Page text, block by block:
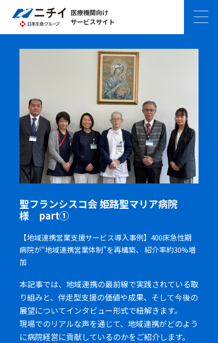
医療機関向け
サービスサイト
聖フランシスコ会 姫路聖マリア病院
様 part①
【地域連携営業支援サービス導入事例】400床急性期
病院が“地域連携営業体制”を再構築、 紹介率約30%増
加
本記事では、地域連携の最前線で実践されている取
り組みと、伴走型支援の価値や成果、そして今後の
展望についてインタビュー形式で紐解きます。
現場でのリアルな声を通じて、地域連携がどのよう
に病院経営に貢献しているのかをご紹介します。